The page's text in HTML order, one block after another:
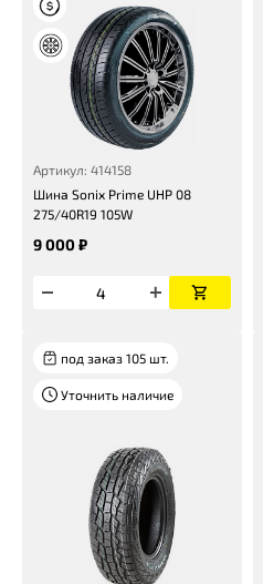
Артикул: 414158
Шина Sonix Prime UHP 08
275/40R19 105W
9 000 ₽
под заказ 105 шт.
Уточнить наличие